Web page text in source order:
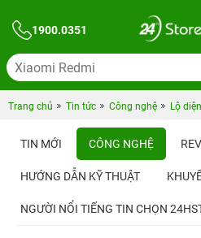
1900.0351
Trang chủ Tin tức Công nghệ Lộ
TIN MỚI CÔNG NGHỆ
HƯỚNG DẪN KỸ THUẬT
NGƯỜI NỔI TIẾNG TIN CHỌN